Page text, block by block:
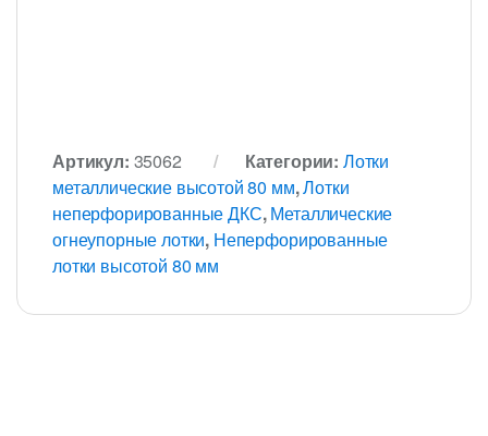
Артикул: 35062 Категории: Лотки
металлические высотой 80 мм,Лотки
неперфорированные ДКС,Металлические
огнеупорные лотки, Неперфорированные
лотки высотой 80 мм